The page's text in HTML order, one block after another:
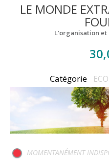
LE MONDE
L'organisation et
Catégorie
MOMENTANÉMENT